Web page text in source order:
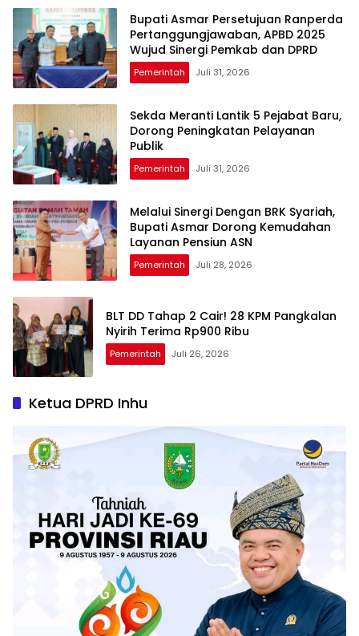
Bupati Asmar Persetujuan Ranperda
Pertanggungjawaban, APBD 2025
Wujud Sinergi Pemkab dan DPRD
Pemerintah Juli 31, 2026
Sekda Meranti Lantik 5 Pejabat Baru,
Dorong Peningkatan Pelayanan
Publik
Pemerintah Juli 31, 2026
Melalui Sinergi Dengan BRK Syariah,
Bupati Asmar Dorong Kemudahan
Layanan Pensiun ASN
Pemerintah Juli 28, 2026
BLT DD Tahap 2 Cair! 28 KPM Pangkalan
Nyirih Terima Rp900 Ribu
Pemerintah Juli 26, 2026
Ketua DPRD Inhu